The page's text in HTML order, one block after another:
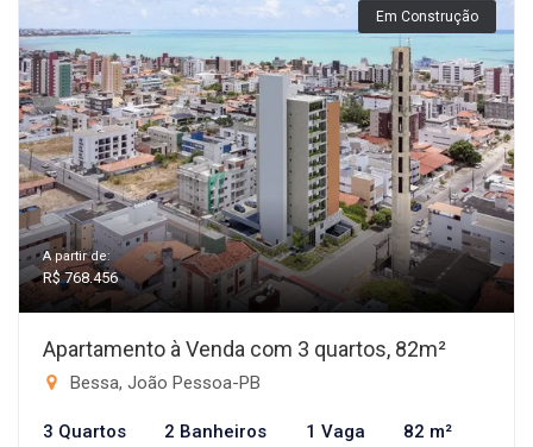
Em Construção
A partir de:
R$ 768.456
Apartamento à Venda com 3 quartos, 82m²
Bessa, João Pessoa-PB
3 Quartos 2 Banheiros 1 Vaga 82 m²